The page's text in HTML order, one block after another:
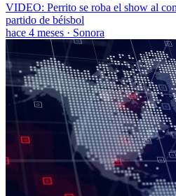
VIDEO: Perrito se roba el show al
partido de béisbol
hace 4 meses · Sonora